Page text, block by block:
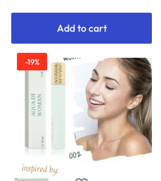
Add to cart
-19%